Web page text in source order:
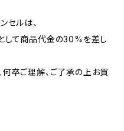
セルは、
して商品代金の30%を差し
卒ご理解、ご了承の上お買